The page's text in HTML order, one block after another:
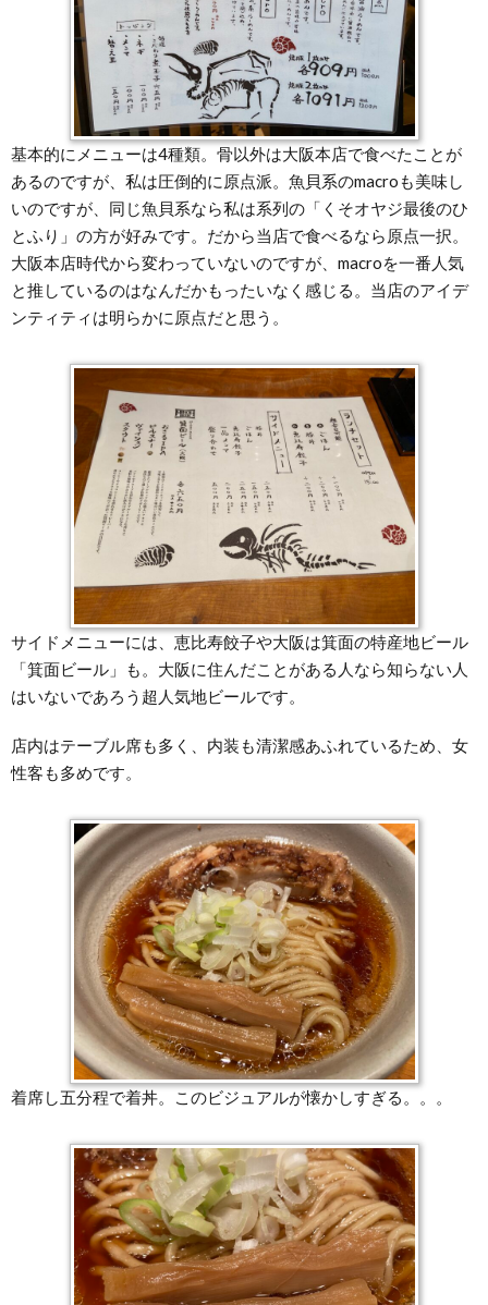
基本的にメニューは4種類。骨以外は大阪本店で食べたことが
あるのですが、私は圧倒的に原点派。魚貝系のmacroも美味し
いのですが、同じ魚貝系なら私は系列の「くそオヤジ最後のひ
とふり」の方が好みです。だから当店で食べるなら原点一択。
大阪本店時代から変わっていないのですが、macroを一番人気
と推しているのはなんだかもったいなく感じる。当店のアイデ
ンティティは明らかに原点だと思う。
サイドメニューには、恵比寿餃子や大阪は箕面の特産地ビール
「箕面ビール」も。大阪に住んだことがある人なら知らない人
はいないであろう超人気地ビールです。
店内はテーブル席も多く、内装も清潔感あふれているため、女
性客も多めです。
着席し五分程で着丼。このビジュアルが懐かしすぎる。。。